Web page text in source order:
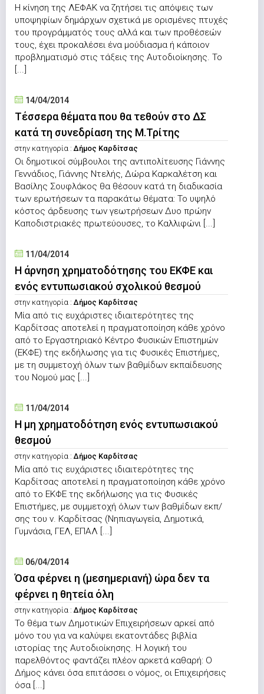
Η κίνηση της ΛΕΦΑΚ να ζητήσει τις απόψεις των
υποψηφίων δημάρχων σχετικά με ορισμένες πτυχές
του προγράμματός τους αλλά και των προθέσεών
τους, έχει προκαλέσει ένα μούδιασμα ή κάποιον
προβληματισμό στις τάξεις της Αυτοδιοίκησης. Το
[...]
14/04/2014
Τέσσερα θέματα που θα τεθούν στο ΔΣ
κατά τη συνεδρίαση της Μ.Τρίτης
στην κατηγορία : Δήμος Καρδίτσας
Οι δημοτικοί σύμβουλοι της αντιπολίτευσης Γιάννης
Γεννάδιος, Γιάννης Ντελής, Δώρα Καρκαλέτση και
Βασίλης Σουφλάκος θα θέσουν κατά τη διαδικασία
των ερωτήσεων τα παρακάτω θέματα: Το υψηλό
κόστος άρδευσης των γεωτρήσεων Δυο πρώην
Καποδιστριακές πρωτεύουσες, το Καλλιφώνι [...]
11/04/2014
Η άρνηση χρηματοδότησης του ΕΚΦΕ και
ενός εντυπωσιακού σχολικού θεσμού
στην κατηγορία : Δήμος Καρδίτσας
Μία από τις ευχάριστες ιδιαιτερότητες της
Καρδίτσας αποτελεί η πραγματοποίηση κάθε χρόνο
από το Εργαστηριακό Κέντρο Φυσικών Επιστημών
(ΕΚΦΕ) της εκδήλωσης για τις Φυσικές Επιστήμες,
με τη συμμετοχή όλων των βαθμίδων εκπαίδευσης
του Νομού μας [...]
11/04/2014
Η μη χρηματοδότηση ενός εντυπωσιακού
θεσμού
στην κατηγορία : Δήμος Καρδίτσας
Μία από τις ευχάριστες ιδιαιτερότητες της
Καρδίτσας αποτελεί η πραγματοποίηση κάθε χρόνο
από το ΕΚΦΕ της εκδήλωσης για τις Φυσικές
Επιστήμες, με συμμετοχή όλων των βαθμίδων εκπ/
σης του ν. Καρδίτσας (Νηπιαγωγεία, Δημοτικά,
Γυμνάσια, ΓΕΛ, ΕΠΑΛ [...]
06/04/2014
Όσα φέρνει η (μεσημεριανή) ώρα δεν τα
φέρνει η θητεία όλη
στην κατηγορία : Δήμος Καρδίτσας
Το θέμα των Δημοτικών Επιχειρήσεων αρκεί από
μόνο του για να καλύψει εκατοντάδες βιβλία
ιστορίας της Αυτοδιοίκησης. Η λογική του
παρελθόντος φαντάζει πλέον αρκετά καθαρή: Ο
Δήμος κάνει όσα επιτάσσει ο νόμος, οι Επιχειρήσεις
όσα [...]